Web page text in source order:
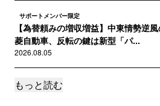
サポートメンバー限定
【為替頼みの増収増益】中東情勢逆
菱自動車、反転の鍵は新型「パ...
2026.08.05
サポートメンバー限定
もっと読む